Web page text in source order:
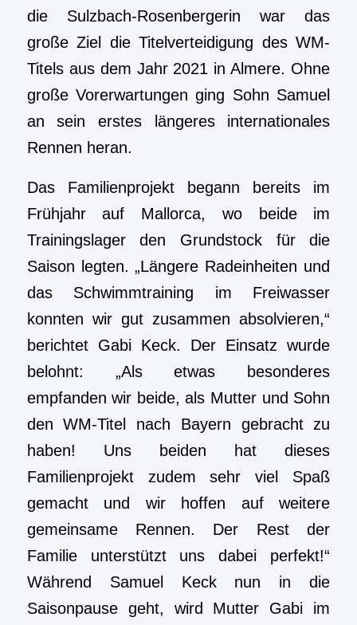
die Sulzbach-Rosenbergerin war das
große Ziel die Titelverteidigung des WM-
Titels aus dem Jahr 2021 in Almere. Ohne
große Vorerwartungen ging Sohn Samuel
an sein erstes längeres internationales
Rennen heran.
Das Familienprojekt begann bereits im
Frühjahr auf Mallorca, wo beide im
Trainingslager den Grundstock für die
Saison legten. „Längere Radeinheiten und
das Schwimmtraining im Freiwasser
konnten wir gut zusammen absolvieren,“
berichtet Gabi Keck. Der Einsatz wurde
belohnt: „Als etwas besonderes
empfanden wir beide, als Mutter und Sohn
den WM-Titel nach Bayern gebracht zu
haben! Uns beiden hat dieses
Familienprojekt zudem sehr viel Spaß
gemacht und wir hoffen auf weitere
gemeinsame Rennen. Der Rest der
Familie unterstützt uns dabei perfekt!“
Während Samuel Keck nun in die
Saisonpause geht, wird Mutter Gabi im